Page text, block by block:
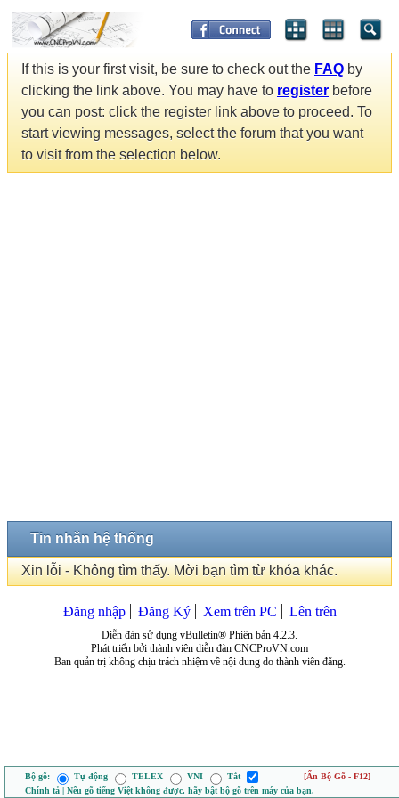
If this is your first visit, be sure to check out the FAQ by
clicking the link above. You may have to register before
you can post: click the register link above to proceed. To
start viewing messages, select the forum that you want
to visit from the selection below.
Tin nhắn hệ thống
Xin lỗi - Không tìm thấy. Mời bạn tìm từ khóa khác.
Đăng nhập Đăng Ký Xem trên PC Lên trên
Diễn đàn sử dụng vBulletin® Phiên bản 4.2.3.
Phát triển bởi thành viên diễn đàn CNCProVN.com
Ban quản trị không chịu trách nhiệm về nội dung do thành viên đăng.
Bộ gõ: Tự động TELEX VNI Tắt
[Ẩn Bộ Gõ - F12]
Chính tả | Nếu gõ tiếng Việt không được, hãy bật bộ gõ trên máy của bạn.